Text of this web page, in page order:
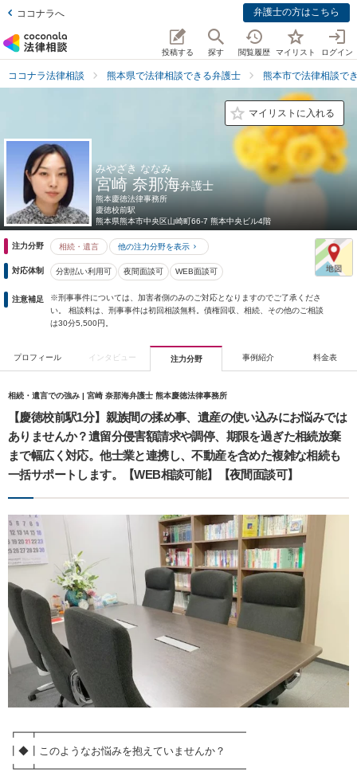
ココナラへ 弁護士の方はこちら
投稿する 探す 閲覧履歴 マイリスト ログイン
ココナラ法律相談 熊本県で法律相談できる弁護士 熊本市で法律相談で
マイリストに入れる
みやざき ななみ
宮崎 奈那海弁護士
熊本慶徳法律事務所
慶徳校前駅
熊本県熊本市中央区山崎町66-7 熊本中央ビル4階
注力分野 相続・遺言 他の注力分野を表示
対応体制 分割払い利用可 夜間面談可 WEB面談可
注意補足
※刑事事件については、加害者側のみのご対応となりますのでご了承くださ
い。 相談料は、刑事事件は初回相談無料。債権回収、相続、その他のご相談
は30分5,500円。
プロフィール インタビュー 注力分野 事例紹介 料金表
相続・遺言での強み | 宮崎 奈那海弁護士 熊本慶徳法律事務所
【慶徳校前駅1分】親族間の揉め事、遺産の使い込みにお悩みでは
ありませんか？遺留分侵害額請求や調停、期限を過ぎた相続放棄
まで幅広く対応。他士業と連携し、不動産を含めた複雑な相続も
一括サポートします。【WEB相談可能】【夜間面談可】
┏━┳━━━━━━━━━━━━━━━━━━━━
┃◆┃このようなお悩みを抱えていませんか？
┗━┻━━━━━━━━━━━━━━━━━━━━